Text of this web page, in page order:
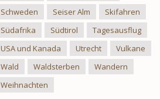
Schweden
Seiser Alm
Skifahren
Südafrika
Südtirol
Tagesausflug
USA und Kanada
Utrecht
Vulkane
Wald
Waldsterben
Wandern
Weihnachten